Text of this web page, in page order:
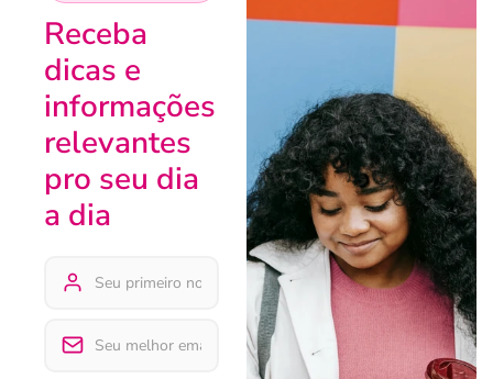
Receba
dicas e
informações
relevantes
pro seu dia
a dia